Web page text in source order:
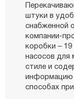
штуки в
снабженной
компании-
коробки – 19
насосов для
стиле и
информацию
способах